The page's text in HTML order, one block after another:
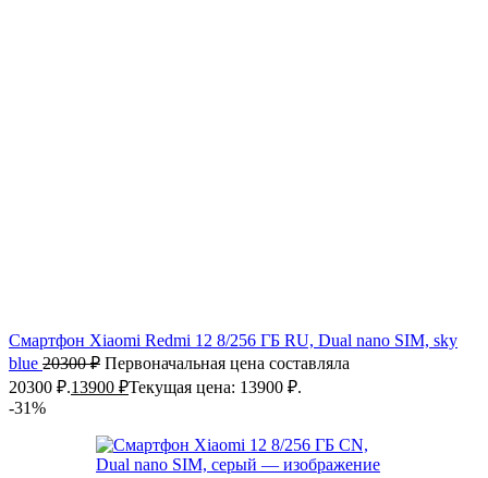
Смартфон Xiaomi Redmi 12 8/256 ГБ RU, Dual nano SIM, sky
blue 20300₽ Первоначальная цена составляла
20300 ₽.13900 ₽Текущая цена: 13900 ₽.
-31%